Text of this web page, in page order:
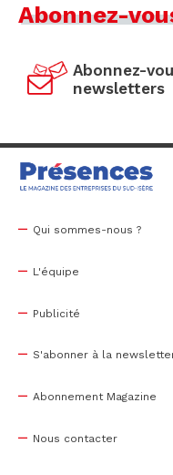
Abonnez-
Abonnez-
newsletters
Qui sommes-nous ?
L'équipe
Publicité
S'abonner à la
Abonnement Magazine
Nous contacter